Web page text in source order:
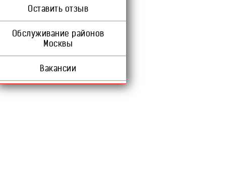
Оставить отзыв
Обслуживание районов
Москвы
Вакансии